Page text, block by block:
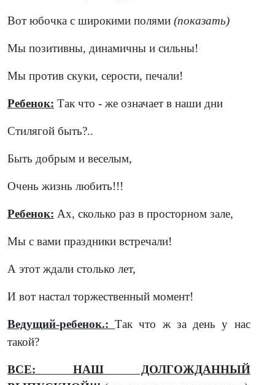
Вот юбочка с широкими полями (показать)
Мы позитивны, динамичны и сильны!
Мы против скуки, серости, печали!
Ребенок: Так что - же означает в наши дни
Стилягой быть?..
Быть добрым и веселым,
Очень жизнь любить!!!
Ребенок: Ах, сколько раз в просторном зале,
Мы с вами праздники встречали!
А этот ждали столько лет,
И вот настал торжественный момент!
Ведущий-ребенок.:Так что ж за день у нас
такой?
ВСЕ: НАШ ДОЛГОЖДАННЫЙ